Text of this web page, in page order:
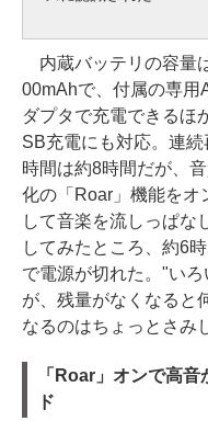
内蔵バッテリの容量
00mAhで、付属の専用
ダプタで充電できるほ
SB充電にも対応。連続
時間は約8時間だが、
化の「Roar」機能をオ
して音楽を流しっぱな
してみたところ、約6
で電源が切れた。"い
が、残量がなくなると
なるのはちょっとさみ
「Roar」オンで高
ド